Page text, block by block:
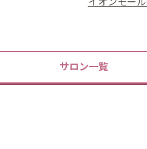
イオンモー
サロン一覧